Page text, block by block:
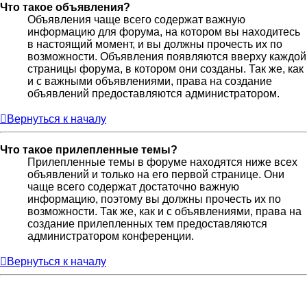
Что такое объявления?
Объявления чаще всего содержат важную
информацию для форума, на котором вы находитесь
в настоящий момент, и вы должны прочесть их по
возможности. Объявления появляются вверху каждой
страницы форума, в котором они созданы. Так же, как
и с важными объявлениями, права на создание
объявлений предоставляются администратором.
Вернуться к началу
Что такое прилепленные темы?
Прилепленные темы в форуме находятся ниже всех
объявлений и только на его первой странице. Они
чаще всего содержат достаточно важную
информацию, поэтому вы должны прочесть их по
возможности. Так же, как и с объявлениями, права на
создание прилепленных тем предоставляются
администратором конференции.
Вернуться к началу